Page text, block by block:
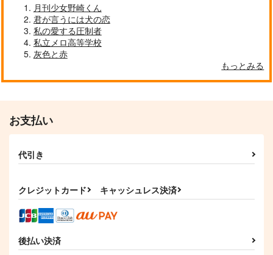
サンプル
作品詳細
froglethat
2,122円 （税込）
froglethat
笹貫
職場のイケメン営業は
理想の飼い主様 2 小
冊子付特装版
三交社
職場のイケメン営業は
理想の飼い主様 2
三交社
（税込）
月刊少女野崎くん
君が言うには犬の恋
私の愛する圧制者
私立メロ高等学校
灰色と赤
もっとみる
お支払い
代引き
クレジットカード キャッシュレス決済
後払い決済